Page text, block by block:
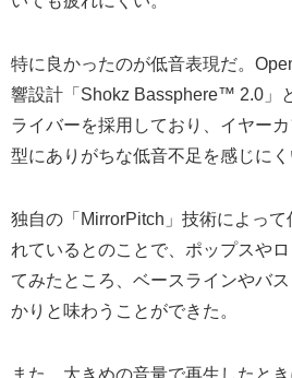
特に良かったのが低音表現だ。
響設計「Shokz Bassphere™ 2.0」
ライバーを採用しており、イヤー
型にありがちな低音不足を感じにく
独自の「MirrorPitch」技術によっ
れているとのことで、ポップスや
てみたところ、ベースラインやバ
かりと味わうことができた。
また、大きめの音量で再生したと